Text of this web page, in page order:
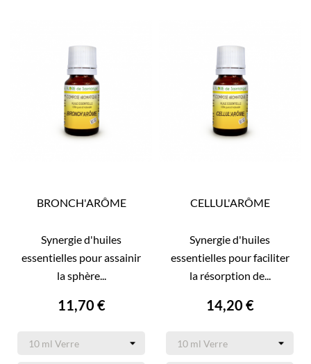
BRONCH'ARÔME
Synergie d'huiles
essentielles pour assainir
la sphère...
11,70 €
CELLUL'ARÔME
Synergie d'huiles
essentielles pour faciliter
la résorption de...
14,20 €